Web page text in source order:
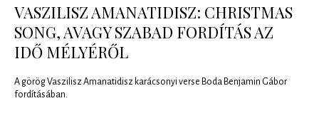
VASZILISZ AMANATIDISZ: CHRISTMAS
SONG, AVAGY SZABAD FORDÍTÁS AZ
IDŐ MÉLYÉRŐL
A görög Vaszilisz Amanatidisz karácsonyi verse Boda Benjamin Gábor
fordításában.